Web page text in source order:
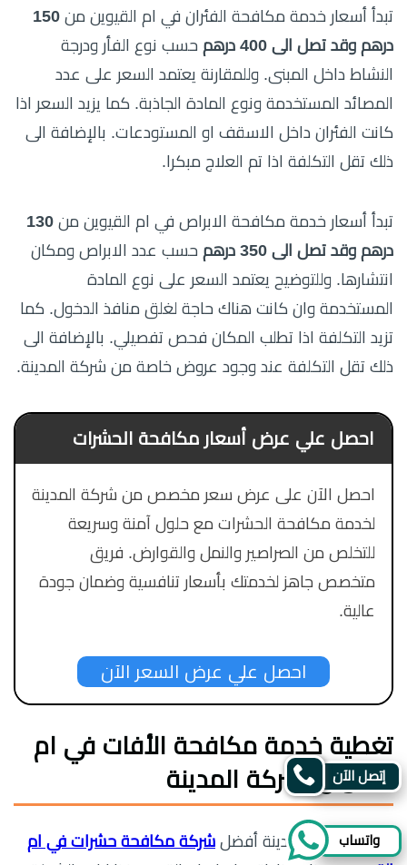
تبدأ أسعار خدمة مكافحة الفئران في ام القيوين من 150
درهم وقد تصل الى 400 درهم
حسب نوع الفأر ودرجة
النشاط داخل المبنى. وللمقارنة يعتمد السعر على عدد
المصائد المستخدمة ونوع المادة الجاذبة. كما يزيد السعر اذا
كانت الفئران داخل الاسقف او المستودعات. بالإضافة الى
ذلك تقل التكلفة اذا تم العلاج مبكرا.
تبدأ أسعار خدمة مكافحة الابراص في ام القيوين من 130
درهم وقد تصل الى 350 درهم
حسب عدد الابراص ومكان
انتشارها. وللتوضيح يعتمد السعر على نوع المادة
المستخدمة وان كانت هناك حاجة لغلق منافذ الدخول. كما
تزيد التكلفة اذا تطلب المكان فحص تفصيلي. بالإضافة الى
ذلك تقل التكلفة عند وجود عروض خاصة من شركة المدينة.
احصل علي عرض أسعار مكافحة الحشرات
احصل الآن على عرض سعر مخصص من شركة المدينة
لخدمة مكافحة الحشرات مع حلول آمنة وسريعة
للتخلص من الصراصير والنمل والقوارض. فريق
متخصص جاهز لخدمتك بأسعار تنافسية وضمان جودة
عالية.
احصل علي عرض السعر الآن
تغطية خدمة مكافحة الأفات في ام
القيوين لشركة المدينة
تغطي شركة المدينة أفضل شركة مكافحة حشرات في ام
إتصل الآن
واتساب